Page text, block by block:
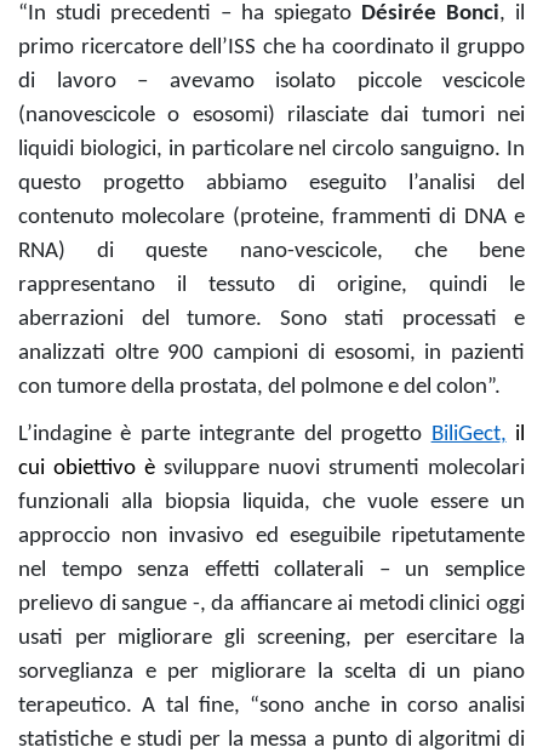
“In studi precedenti – ha spiegato Désirée Bonci, il
primo ricercatore dell’ISS che ha coordinato il gruppo
di lavoro – avevamo isolato piccole vescicole
(nanovescicole o esosomi) rilasciate dai tumori nei
liquidi biologici, in particolare nel circolo sanguigno. In
questo progetto abbiamo eseguito l’analisi del
contenuto molecolare (proteine, frammenti di DNA e
RNA) di queste nano-vescicole, che bene
rappresentano il tessuto di origine, quindi le
aberrazioni del tumore. Sono stati processati e
analizzati oltre 900 campioni di esosomi, in pazienti
con tumore della prostata, del polmone e del colon”.
L’indagine è parte integrante del progetto BiliGect, il
cui obiettivo è sviluppare nuovi strumenti molecolari
funzionali alla biopsia liquida, che vuole essere un
approccio non invasivo ed eseguibile ripetutamente
nel tempo senza effetti collaterali – un semplice
prelievo di sangue -, da affiancare ai metodi clinici oggi
usati per migliorare gli screening, per esercitare la
sorveglianza e per migliorare la scelta di un piano
terapeutico. A tal fine, “sono anche in corso analisi
statistiche e studi per la messa a punto di algoritmi di